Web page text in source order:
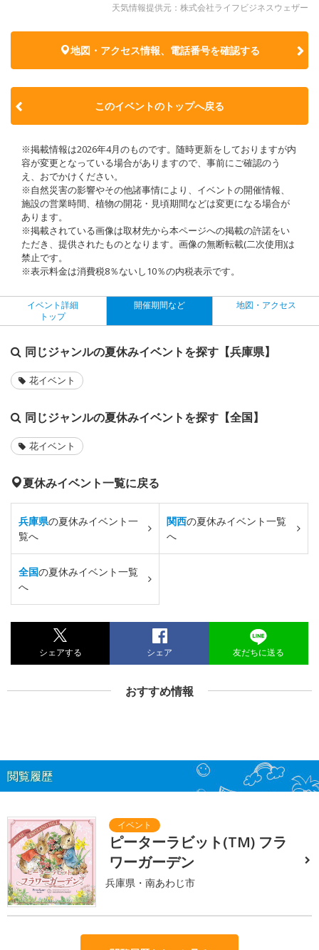
天気情報提供元：株式会社ライフビジネスウェザー
地図・アクセス情報、電話番号を確認する
このイベントのトップへ戻る
※掲載情報は2026年4月のものです。随時更新をしておりますが内
容が変更となっている場合がありますので、事前にご確認のう
え、おでかけください。
※自然災害の影響やその他諸事情により、イベントの開催情報、
施設の営業時間、植物の開花・見頃期間などは変更になる場合が
あります。
※掲載されている画像は取材先から本ページへの掲載の許諾をい
ただき、提供されたものとなります。画像の無断転載(二次使用)は
禁止です。
※表示料金は消費税8％ないし10％の内税表示です。
イベント詳細
トップ
開催期間など 地図・アクセス
同じジャンルの夏休みイベントを探す【兵庫県】
花イベント
同じジャンルの夏休みイベントを探す【全国】
花イベント
夏休みイベント一覧に戻る
兵庫県の夏休みイベント一
覧へ
関西の夏休みイベント一覧
へ
全国の夏休みイベント一覧
へ
シェアする シェア 友だちに送る
おすすめ情報
閲覧履歴
ピーターラビット(TM) フラ
ワーガーデン
兵庫県・南あわじ市